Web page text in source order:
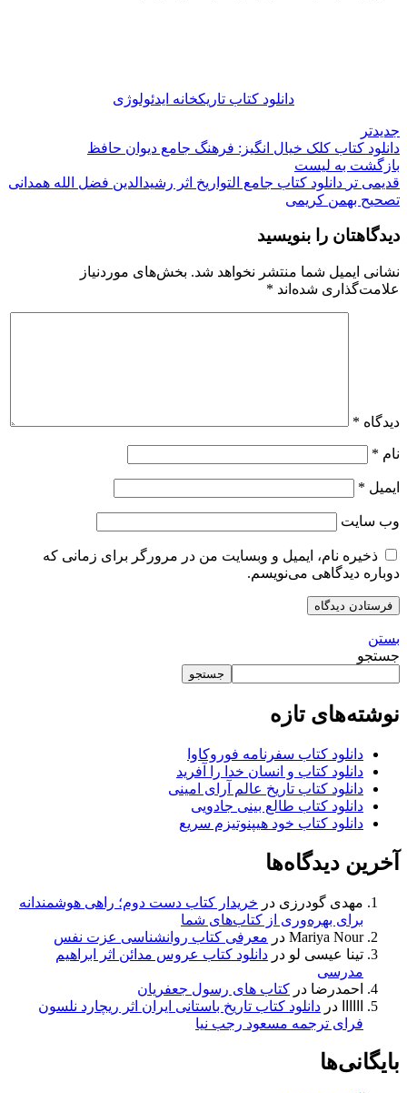
دانلود کتاب تاریکخانه ایدئولوژی
جدیدتر
دانلود کتاب کلک خیال انگیز: فرهنگ جامع دیوان حافظ
بازگشت به لیست
قدیمی تر دانلود کتاب جامع التواریخ اثر رشیدالدین فضل الله همدانی
تصحیح بهمن کریمی
دیدگاهتان را بنویسید
نشانی ایمیل شما منتشر نخواهد شد. بخش‌های موردنیاز
علامت‌گذاری شده‌اند *
دیدگاه *
نام *
ایمیل *
وب‌ سایت
ذخیره نام، ایمیل و وبسایت من در مرورگر برای زمانی که
دوباره دیدگاهی می‌نویسم.
بستن
جستجو
جستجو
نوشته‌های تازه
دانلود کتاب سفرنامه فوروکاوا
دانلود کتاب و انسان خدا را آفرید
دانلود کتاب تاریخ عالم آرای امینی
دانلود کتاب طالع بینی جادویی
دانلود کتاب خود هیپنوتیزم سریع
آخرین دیدگاه‌ها
مهدی گودرزی در خریدار کتاب دست دوم؛ راهی هوشمندانه
برای بهره‌وری از کتاب‌های شما
Mariya Nour در معرفی کتاب روانشناسی عزت نفس
تینا عیسی لو در دانلود کتاب عروس مدائن اثر ابراهیم
مدرسی
احمدرضا در کتاب های رسول جعفریان
در دانلود کتاب تاریخ باستانی ایران اثر ریچارد نلسون
فرای ترجمه مسعود رجب نیا
بایگانی‌ها